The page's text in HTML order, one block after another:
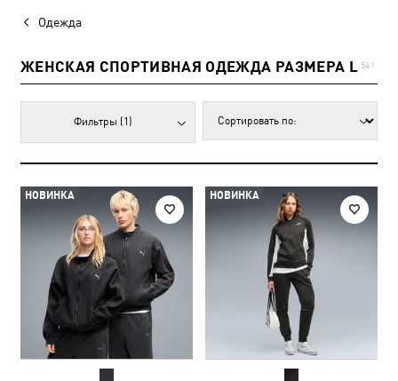
Одежда
ЖЕНСКАЯ СПОРТИВНАЯ ОДЕЖДА РАЗМЕРА L 541
Фильтры (1)
НОВИНКА НОВИНКА